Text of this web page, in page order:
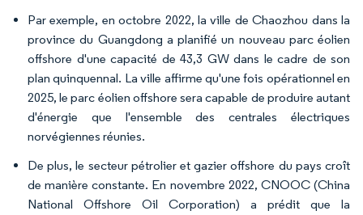
Par exemple, en octobre 2022, la ville de Chaozhou dans la
province du Guangdong a planifié un nouveau parc éolien
offshore d'une capacité de 43,3 GW dans le cadre de son
plan quinquennal. La ville affirme qu'une fois opérationnel en
2025, le parc éolien offshore sera capable de produire autant
d'énergie que l'ensemble des centrales électriques
norvégiennes réunies.
De plus, le secteur pétrolier et gazier offshore du pays croît
de manière constante. En novembre 2022, CNOOC (China
National Offshore Oil Corporation) a prédit que la